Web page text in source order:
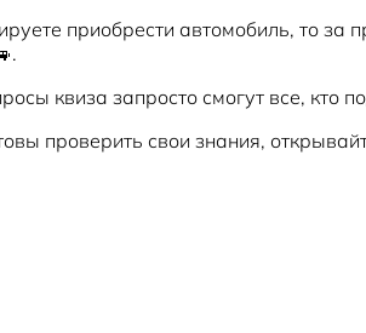
приобрести автомобиль, то
квиза запросто смогут все, кто
проверить свои знания,